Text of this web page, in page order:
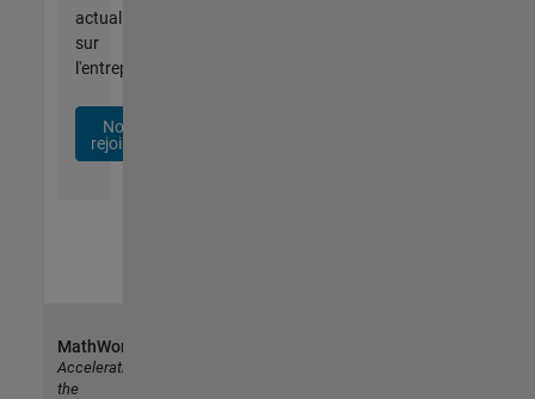
actualités
sur
l'entreprise.
Nous
rejoindre
MathWorks
Accelerating
the